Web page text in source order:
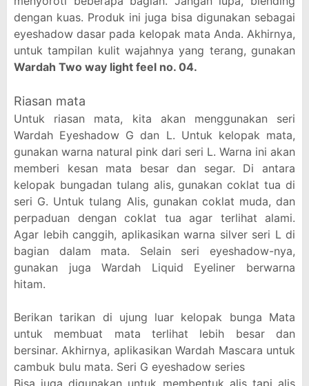
dengan kuas. Produk ini juga bisa digunakan sebagai
eyeshadow dasar pada kelopak mata Anda. Akhirnya,
untuk tampilan kulit wajahnya yang terang, gunakan
Wardah Two way light feel no. 04.
Riasan mata
Untuk riasan mata, kita akan menggunakan seri
Wardah Eyeshadow G dan L. Untuk kelopak mata,
gunakan warna natural pink dari seri L. Warna ini akan
memberi kesan mata besar dan segar. Di antara
kelopak bungadan tulang alis, gunakan coklat tua di
seri G. Untuk tulang Alis, gunakan coklat muda, dan
perpaduan dengan coklat tua agar terlihat alami.
Agar lebih canggih, aplikasikan warna silver seri L di
bagian dalam mata. Selain seri eyeshadow-nya,
gunakan juga Wardah Liquid Eyeliner berwarna
hitam.
Berikan tarikan di ujung luar kelopak bunga Mata
untuk membuat mata terlihat lebih besar dan
bersinar. Akhirnya, aplikasikan Wardah Mascara untuk
cambuk bulu mata. Seri G eyeshadow series
Bisa juga digunakan untuk membentuk alis tapi alis